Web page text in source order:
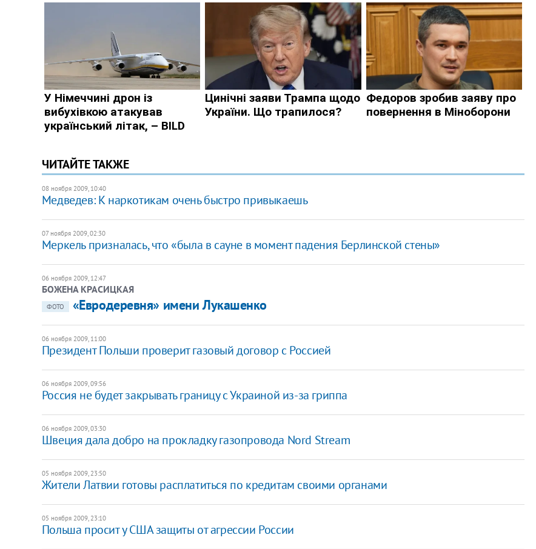
ЧИТАЙТЕ ТАКЖЕ
08 ноября 2009, 10:40
Медведев: К наркотикам очень быстро привыкаешь
07 ноября 2009, 02:30
Меркель призналась, что «была в сауне в момент падения Берлинской стены»
06 ноября 2009, 12:47
БОЖЕНА КРАСИЦКАЯ
ФОТО «Евродеревня» имени Лукашенко
06 ноября 2009, 11:00
Президент Польши проверит газовый договор с Россией
06 ноября 2009, 09:56
Россия не будет закрывать границу с Украиной из-за гриппа
06 ноября 2009, 03:30
Швеция дала добро на прокладку газопровода Nord Stream
05 ноября 2009, 23:50
Жители Латвии готовы расплатиться по кредитам своими органами
05 ноября 2009, 23:10
Польша просит у США защиты от агрессии России